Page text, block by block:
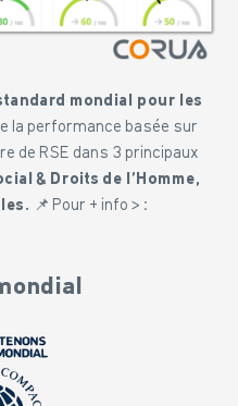
mondial pour les
la performance basée sur
de RSE dans 3 principaux
& Droits de l’Homme,
📌 Pour + info > :